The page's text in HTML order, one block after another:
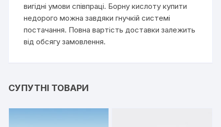
вигідні умови співпраці. Борну кислоту купити
недорого можна завдяки гнучкій системі
постачання. Повна вартість доставки залежить
від обсягу замовлення.
СУПУТНІ ТОВАРИ